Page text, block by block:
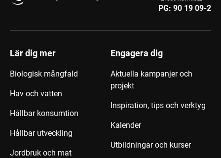
PG: 90 19 09-2
Lär dig mer
Biologisk mångfald
Hav och vatten
Hållbar konsumtion
Hållbar utveckling
Jordbruk och mat
Engagera dig
Aktuella kampanjer och
projekt
Inspiration, tips och verktyg
Kalender
Utbildningar och kurser